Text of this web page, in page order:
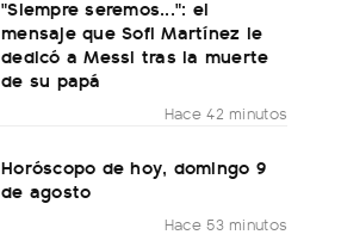
"Siempre seremos...": el
mensaje que Sofi Martínez le
dedicó a Messi tras la muerte
de su papá
Hace 42 minutos
Horóscopo de hoy, domingo 9
de agosto
Hace 53 minutos